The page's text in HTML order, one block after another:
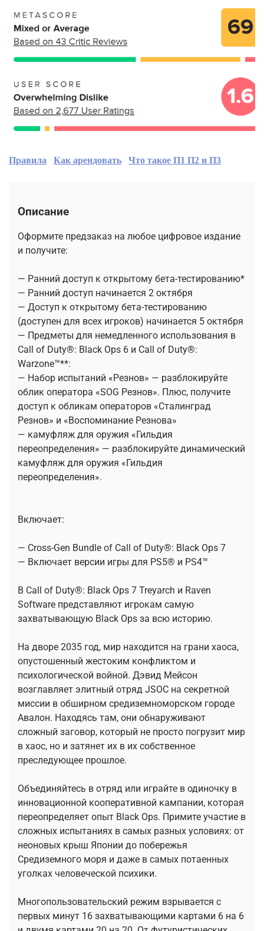
Правила Как арендовать Что такое П1 П2 и П3
Описание
Оформите предзаказ на любое цифровое издание
и получите:
— Ранний доступ к открытому бета-тестированию*
— Ранний доступ начинается 2 октября
— Доступ к открытому бета-тестированию
(доступен для всех игроков) начинается 5 октября
— Предметы для немедленного использования в
Call of Duty®: Black Ops 6 и Call of Duty®:
Warzone™**:
— Набор испытаний «Резнов» — разблокируйте
облик оператора «SOG Резнов». Плюс, получите
доступ к обликам операторов «Сталинград
Резнов» и «Воспоминание Резнова»
— камуфляж для оружия «Гильдия
переопределения» — разблокируйте динамический
камуфляж для оружия «Гильдия
переопределения».
Включает:
— Cross-Gen Bundle of Call of Duty®: Black Ops 7
— Включает версии игры для PS5® и PS4™
В Call of Duty®: Black Ops 7 Treyarch и Raven
Software представляют игрокам самую
захватывающую Black Ops за всю историю.
На дворе 2035 год, мир находится на грани хаоса,
опустошенный жестоким конфликтом и
психологической войной. Дэвид Мейсон
возглавляет элитный отряд JSOC на секретной
миссии в обширном средиземноморском городе
Авалон. Находясь там, они обнаруживают
сложный заговор, который не просто погрузит мир
в хаос, но и затянет их в их собственное
преследующее прошлое.
Объединяйтесь в отряд или играйте в одиночку в
инновационной кооперативной кампании, которая
переопределяет опыт Black Ops. Примите участие в
сложных испытаниях в самых разных условиях: от
неоновых крыш Японии до побережья
Средиземного моря и даже в самых потаенных
уголках человеческой психики.
Многопользовательский режим взрывается с
первых минут 16 захватывающими картами 6 на 6